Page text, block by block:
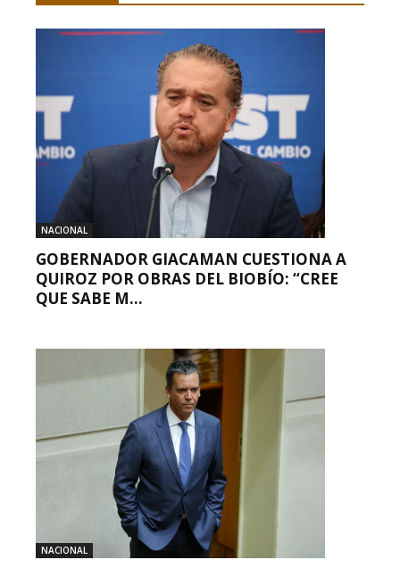
NACIONAL
GOBERNADOR GIACAMAN CUESTIONA A
QUIROZ POR OBRAS DEL BIOBÍO: “CREE
QUE SABE M...
NACIONAL